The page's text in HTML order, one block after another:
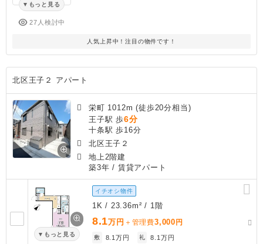
もっと見る
27人検討中
人気上昇中！注目の物件です！
北区王子２ アパート
栄町 1012m (徒歩20分相当)
王子駅 歩6分
十条駅 歩16分
北区王子２
地上2階建
築3年 / 賃貸アパート
もっと見る
イチオシ物件
1K / 23.36m² / 1階
8.1万円 ＋管理費3,000 円
敷 8.1万円 礼 8.1万円